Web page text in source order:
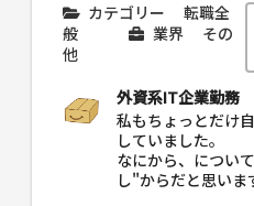
カテゴリー
転職全
般
業界
その
他
外資系IT企業勤務
私もちょっとだけ
していました。
なにから、につい
し"からだと思いま